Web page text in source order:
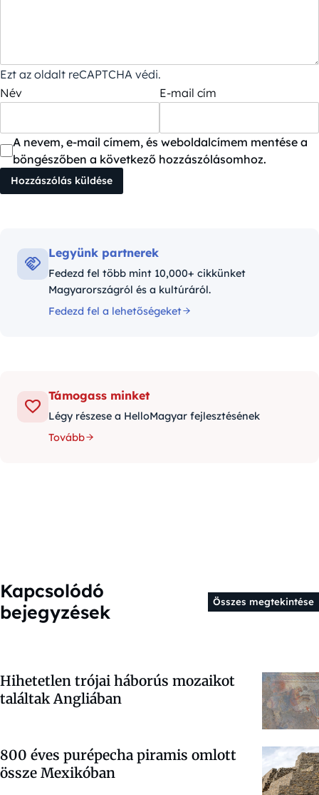
Ezt az oldalt reCAPTCHA védi.
Név
E-mail cím
A nevem, e-mail címem, és weboldalcímem mentése a
böngészőben a következő hozzászólásomhoz.
Legyünk partnerek
Fedezd fel több mint 10,000+ cikkünket
Magyarországról és a kultúráról.
Fedezd fel a lehetőségeket
Támogass minket
Légy részese a HelloMagyar fejlesztésének
Tovább
Kapcsolódó
bejegyzések
Összes megtekintése
Hihetetlen trójai háborús mozaikot
találtak Angliában
800 éves purépecha piramis omlott
össze Mexikóban